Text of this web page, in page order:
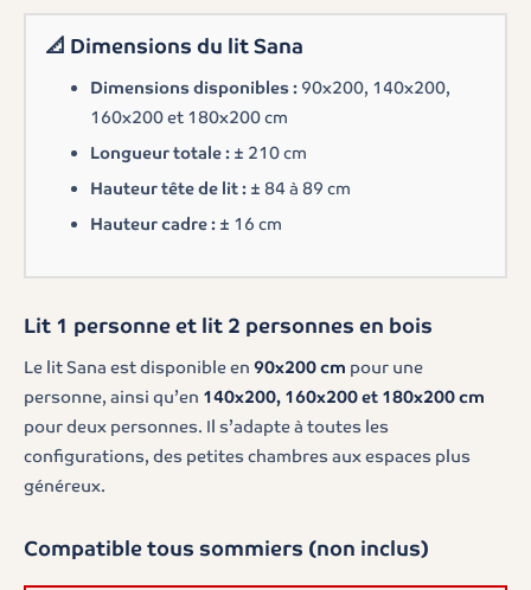
📐 Dimensions du lit Sana
Dimensions disponibles : 90x200, 140x200,
160x200 et 180x200 cm
Longueur totale : ± 210 cm
Hauteur tête de lit : ± 84 à 89 cm
Hauteur cadre : ± 16 cm
Lit 1 personne et lit 2 personnes en bois
Le lit Sana est disponible en 90x200 cm pour une
personne, ainsi qu’en 140x200, 160x200 et 180x200 cm
pour deux personnes. Il s’adapte à toutes les
configurations, des petites chambres aux espaces plus
généreux.
Compatible tous sommiers (non inclus)